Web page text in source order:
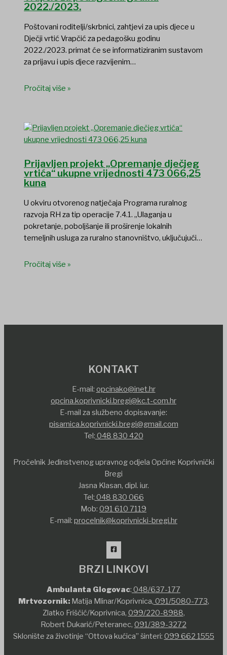
2022./2023.
Poštovani roditelji/skrbnici, zahtjevi za upis djece u
Dječji vrtić Vrapčić za pedagošku godinu
2022./2023. primat će se informatiziranim sustavom
za prijavu i upis djece razvijenim…
Pročitaj više »
Prijavljen projekt „Opremanje dječjeg
vrtića“ ukupne vrijednosti 473 066,25
kuna
U okviru otvorenog natječaja Programa ruralnog
razvoja RH za tip operacije 7.4.1. „Ulaganja u
pokretanje, poboljšanje ili proširenje lokalnih
temeljnih usluga za ruralno stanovništvo, uključujući…
Pročitaj više »
KONTAKT
E-mail: opcinako@inet.hr
opcina.koprivnicki.bregi@kc.t-com.hr
E-mail za službeno dopisavanje:
pisarnica.koprivnicki.bregi@gmail.com
Tel: 048 830 420
Pročelnik Jedinstvenog upravnog odjela Općine Koprivnički
Bregi
Jasna Klasan, dipl. iur.
Tel: 048 830 066
Mob: 091 610 7119
E-mail: procelnik@koprivnicki-bregi.hr
BRZI LINKOVI
Ambulanta Glogovac: 048/637-177
Mrtvozornik:Matija Mlinar/Koprivnica, 091/5080-773,
Zlatko Friščić/Koprivnica, 099/220-8988,
Robert Dukarić/Peteranec, 091/389-3272
Sklonište za životinje “Ottova kućica” šinteri: 099 662 1555